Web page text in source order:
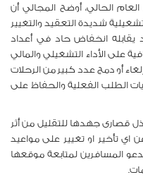
الحالي، أوضح المجالي أن
شديدة التعقيد والتغيير
يقابله انخفاض حاد في أعداد
على الأداء التشغيلي والمالي
أو دمج عدد كبير من الرحلات
الطلب الفعلية والحفاظ على
قصارى جهدها للتقليل من أثر
اي تأخير او تغيير على مواعيد
المسافرين لمتابعة موقعها